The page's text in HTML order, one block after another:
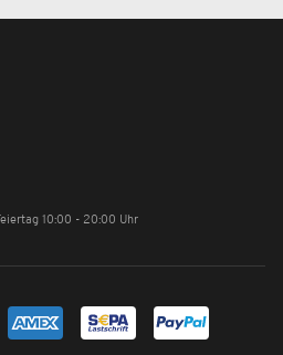
10:00 - 20:00 Uhr